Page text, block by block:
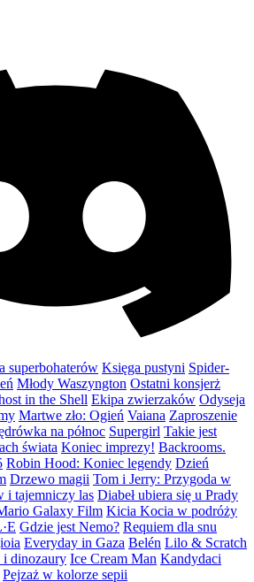
superbohaterów Księga pustyni Spider-
Młody Waszyngton Ostatni konsjerż
in the Shell Ekipa zwierzaków Odyseja
Martwe zło: Ogień Vaiana Zaproszenie
na północ Supergirl Takie jest
świata Koniec imprezy! Backrooms.
Robin Hood: Koniec legendy Dzień
Drzewo magii Tom i Jerry: Przygoda w
i tajemniczy las Diabeł ubiera się u Prady
Galaxy Film Kicia Kocia w podróży
Gdzie jest Nemo? Requiem dla snu
Everyday in Gaza Belén Lilo & Scratch
i dinozaury Ice Cream Man Kandydaci
Pejzaż w kolorze sepii